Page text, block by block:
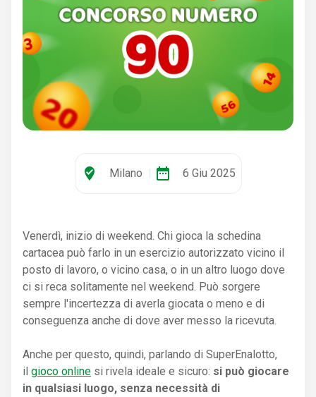
where_to_vote Milano date_range 6 Giu 2025
Venerdì, inizio di weekend. Chi gioca la schedina
cartacea può farlo in un esercizio autorizzato vicino il
posto di lavoro, o vicino casa, o in un altro luogo dove
ci si reca solitamente nel weekend. Può sorgere
sempre l'incertezza di averla giocata o meno e di
conseguenza anche di dove aver messo la ricevuta.
Anche per questo, quindi, parlando di SuperEnalotto,
il gioco online si rivela ideale e sicuro: si può giocare
in qualsiasi luogo, senza necessità di